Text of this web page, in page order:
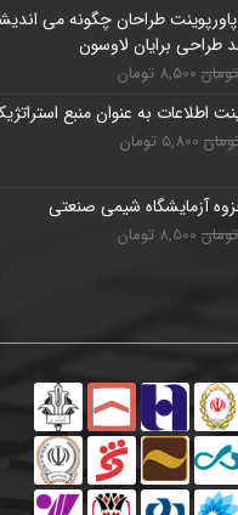
پاورپوینت طراحان چگونه می
طراحی برایان لاوسون
8,500 تومان
اطلاعات به عنوان منبع
5,800 تومان
آزمایشگاه شیمی صنعتی
8,500 تومان